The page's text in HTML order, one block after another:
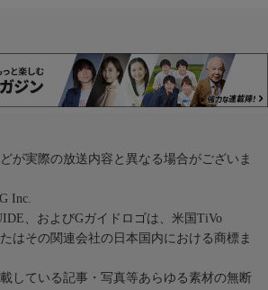
が実際の放送内容と異なる場合がございま
Inc.
、およびGガイドロゴは、米国TiVo
はその関連会社の日本国内における商標ま
している記事・写真等あらゆる素材の無断